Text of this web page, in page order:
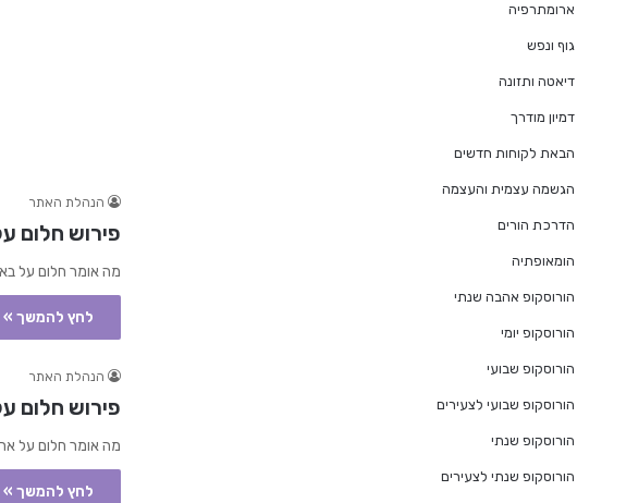
הנהלת האתר
פירוש חלום
מה אומר חלום על
לחץ להמשך »
הנהלת האתר
פירוש חלום
מה אומר חלום על
לחץ להמשך »
ארומתרפיה
גוף ונפש
דיאטה ותזונה
דמיון מודרך
הבאת לקוחות חדשים
הגשמה עצמית והעצמה
הדרכת הורים
הומאופתיה
הורוסקופ אהבה שנתי
הורוסקופ יומי
הורוסקופ שבועי
הורוסקופ שבועי לצעירים
הורוסקופ שנתי
הורוסקופ שנתי לצעירים